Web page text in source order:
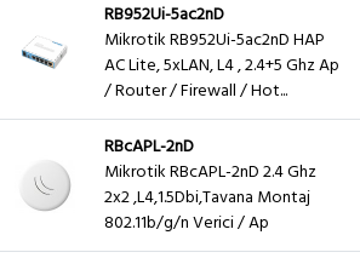
RB952Ui-5ac2nD
Mikrotik RB952Ui-5ac2nD HAP
AC Lite, 5xLAN, L4 , 2.4+5 Ghz Ap
/ Router / Firewall / Hot...
RBcAPL-2nD
Mikrotik RBcAPL-2nD 2.4 Ghz
2x2 ,L4,1.5Dbi,Tavana Montaj
802.11b/g/n Verici / Ap